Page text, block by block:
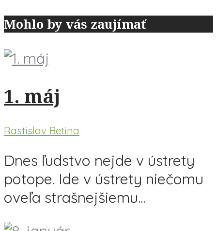
Mohlo by vás zaujímať
1. máj
Rastislav Betina
Dnes ľudstvo nejde v ústrety
potope. Ide v ústrety niečomu
oveľa strašnejšiemu...